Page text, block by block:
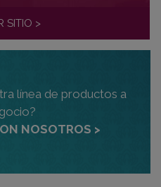
SITIO >
línea de productos a
NOSOTROS >